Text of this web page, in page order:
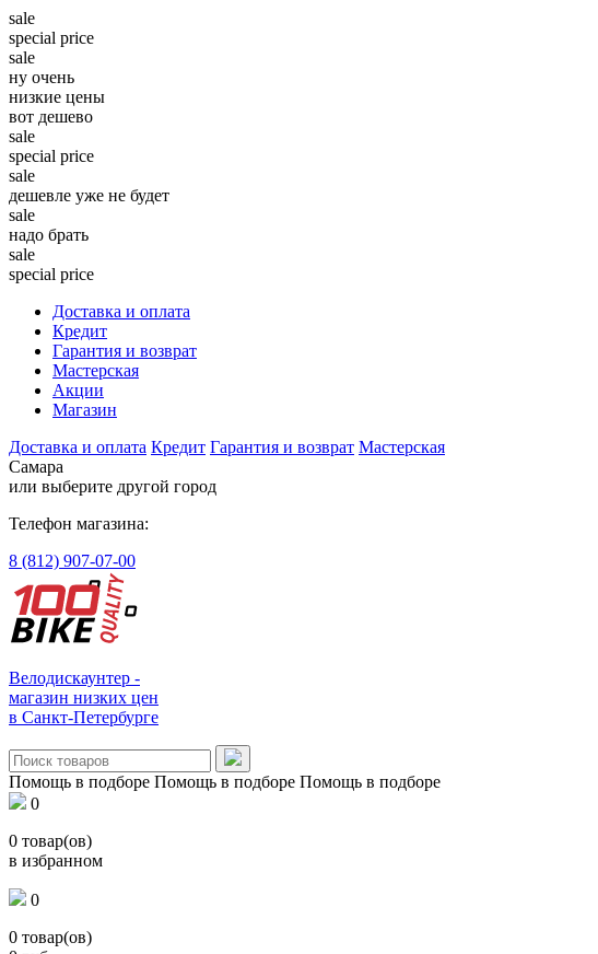
sale
special price
sale
ну очень
низкие цены
вот дешево
sale
special price
sale
дешевле уже не будет
sale
надо брать
sale
special price
Доставка и оплата
Кредит
Гарантия и возврат
Мастерская
Акции
Магазин
Доставка и оплата Кредит Гарантия и возврат Мастерская
Самара
или выберите другой город
Телефон магазина:
8 (812) 907-07-00
Велодискаунтер -
магазин низких цен
в Санкт-Петербурге
Помощь в подборе Помощь в подборе Помощь в подборе
0
0 товар(ов)
в избранном
0
0 товар(ов)